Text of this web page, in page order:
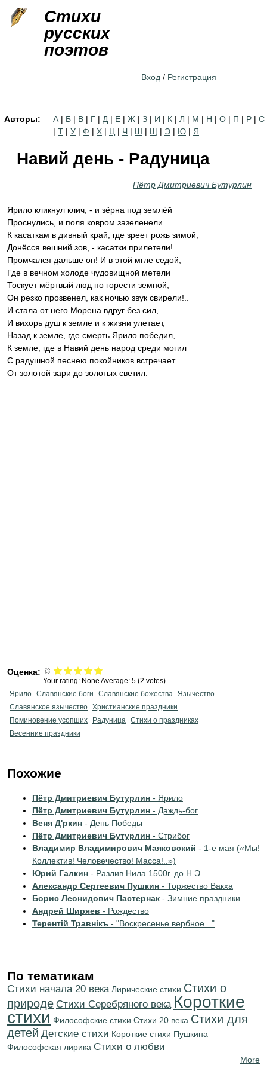
Стихи
русских
поэтов
Вход / Регистрация
Авторы: А | Б | В | Г | Д | Е | Ж | З | И | К | Л | М | Н | О | П | Р | С
| Т | У | Ф | Х | Ц | Ч | Ш | Щ | Э | Ю | Я
Навий день - Радуница
Пётр Дмитриевич Бутурлин
Ярило кликнул клич, - и зёрна под землёй
Проснулись, и поля ковром зазеленели.
К касаткам в дивный край, где зреет рожь зимой,
Донёсся вешний зов, - касатки прилетели!
Промчался дальше он! И в этой мгле седой,
Где в вечном холоде чудовищной метели
Тоскует мёртвый люд по горести земной,
Он резко прозвенел, как ночью звук свирели!..
И стала от него Морена вдруг без сил,
И вихорь душ к земле и к жизни улетает,
Назад к земле, где смерть Ярило победил,
К земле, где в Навий день народ среди могил
С радушной песнею покойников встречает
От золотой зари до золотых светил.
Оценка:
Your rating: None Average: 5 (2 votes)
Ярило Славянские боги Славянские божества Язычество
Славянское язычество Христианские праздники
Поминовение усопших
Радуница Стихи о праздниках
Весенние праздники
Похожие
Пётр Дмитриевич Бутурлин - Ярило
Пётр Дмитриевич Бутурлин - Даждь-бог
Веня Д'ркин - День Победы
Пётр Дмитриевич Бутурлин - Стрибог
Владимир Владимирович Маяковский - 1-е мая («Мы!
Коллектив! Человечество! Масса!..»)
Юрий Галкин - Разлив Нила 1500г. до Н.Э.
Александр Сергеевич Пушкин - Торжество Вакха
Борис Леонидович Пастернак - Зимние праздники
Андрей Ширяев - Рождество
Терентiй Травнiкъ - "Воскресенье вербное..."
По тематикам
Cтихи начала 20 века Лирические стихи Стихи о
природе Cтихи Серебряного века Короткие
стихи Философские стихи Стихи 20 века Стихи для
детей Детские стихи Короткие стихи Пушкина
Философская лирика Стихи о любви
More